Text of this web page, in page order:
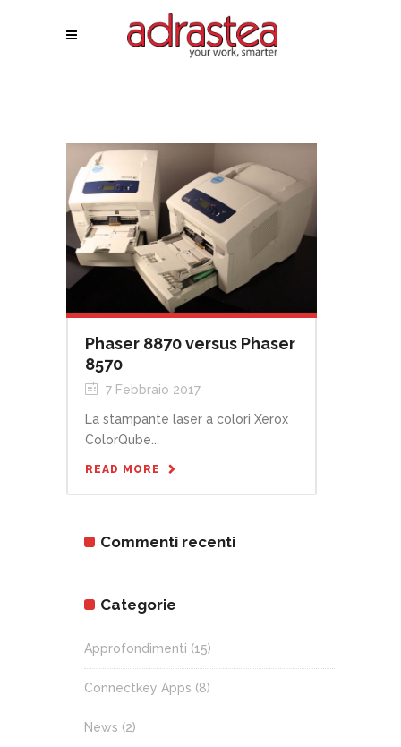
Phaser 8870 versus Phaser
8570
7 Febbraio 2017
La stampante laser a colori Xerox
ColorQube...
READ MORE
Commenti recenti
Categorie
Approfondimenti (15)
Connectkey Apps (8)
News (2)